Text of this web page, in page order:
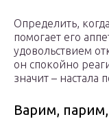
Определить,
помогает его
удовольствием
он спокойно
значит – настала
Варим,